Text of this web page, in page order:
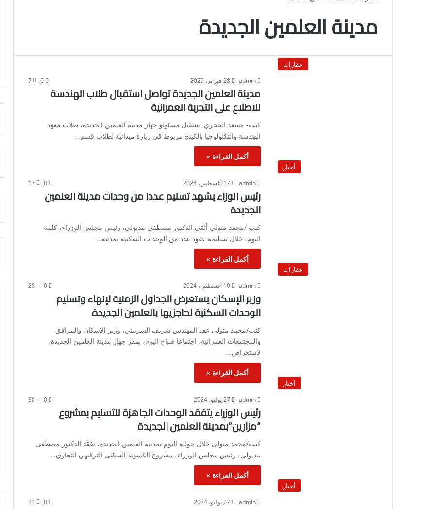
مدينة العلمين الجديدة
عقارات
admin 28 فبراير، 2025 0
7
مدينة العلمين الجديدة تواصل استقبال طلاب الهندسة
للاطلاع على التجربة العمرانية
كتب- مسعد الحجري استقبل مسئولو جهاز مدينة العلمين الجديدة، طلاب معهد
الهندسة والتكنولوجيا بالكينج مريوط قي زيارة ميدانية لطلاب قسم…
أكمل القراءة »
أخبار
admin 17 أغسطس، 2024 0
17
رئيس الوزاء يشهد تسليم عددا من وحدات مدينة العلمين
الجديدة
كتب /محمد متولى ألقى الدكتور مصطفى مدبولي، رئيس مجلس الوزراء، كلمة
اليوم، خلال تسليمه عقود عدد من الوحدات السكنية بمدينة…
أكمل القراءة »
عقارات
admin 10 أغسطس، 2024 0
28
وزير الإسكان يستعرض الجداول الزمنية لإنهاء وتسليم
الوحدات السكنية لحاجزيها بالعلمين الجديدة
كتب/محمد متولى عقد المهندس شريف الشربيني، وزير الإسكان والمرافق
والمجتمعات العمرانية، اجتماعا صباح اليوم، بمقر جهاز مدينة العلمين الجديدة،
لاستعراض…
أكمل القراءة »
أخبار
admin 27 يوليو، 2024 0
30
رئيس الوزراء يتفقد الوحدات الجاهزة للتسليم بمشروع
“مزارين”بمدينة العلمين الجديدة
كتب/محمد متولى خلال جولته اليوم بمدينة العلمين الجديدة، تفقد الدكتور مصطفى
مدبولي، رئيس مجلس الوزراء، مشروع الكمبوند السكنى الترفيهي التجاري…
أكمل القراءة »
أخبار
admin 27 يوليو، 2024 0
31